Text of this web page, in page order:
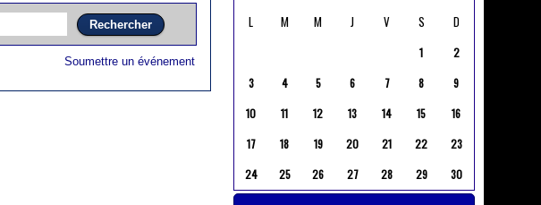
Soumettre un événement
L
M M J V S D
1
2
3
4 5 6 7 8
9
10
11 12 13 14 15
16
17
18 19 20 21 22
23
24
25 26 27 28 29 30